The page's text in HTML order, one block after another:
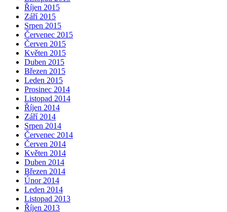
Říjen 2015
Září 2015
Srpen 2015
Červenec 2015
Červen 2015
Květen 2015
Duben 2015
Březen 2015
Leden 2015
Prosinec 2014
Listopad 2014
Říjen 2014
Září 2014
Srpen 2014
Červenec 2014
Červen 2014
Květen 2014
Duben 2014
Březen 2014
Únor 2014
Leden 2014
Listopad 2013
Říjen 2013